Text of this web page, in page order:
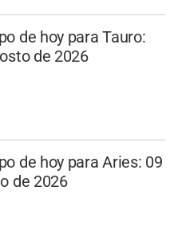
de hoy para Tauro:
de 2026
de hoy para Aries: 09
de 2026